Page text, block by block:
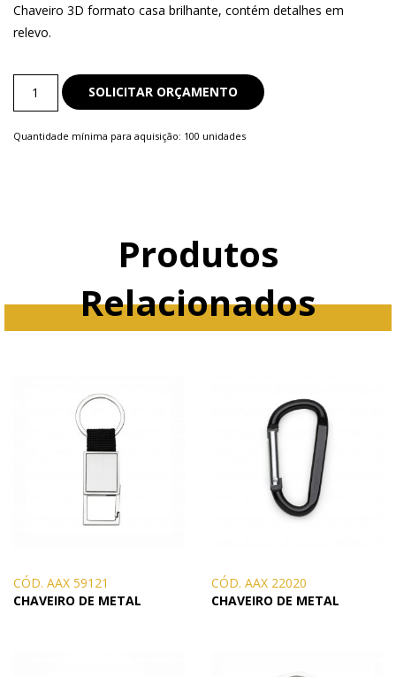
Chaveiro 3D formato casa brilhante, contém detalhes em
relevo.
quantity
SOLICITAR ORÇAMENTO
Quantidade mínima para aquisição: 100 unidades
Produtos
Relacionados
CÓD. AAX 59121
CHAVEIRO DE METAL
CÓD. AAX 22020
CHAVEIRO DE METAL